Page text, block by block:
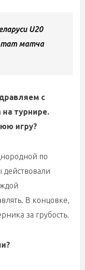
U20
матча
с
турнире.
игру?
по
В концовке,
за грубость.